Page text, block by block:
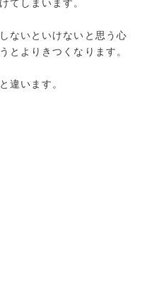
てしまいます。
ないといけないと思う心
とよりきつくなります。
違います。